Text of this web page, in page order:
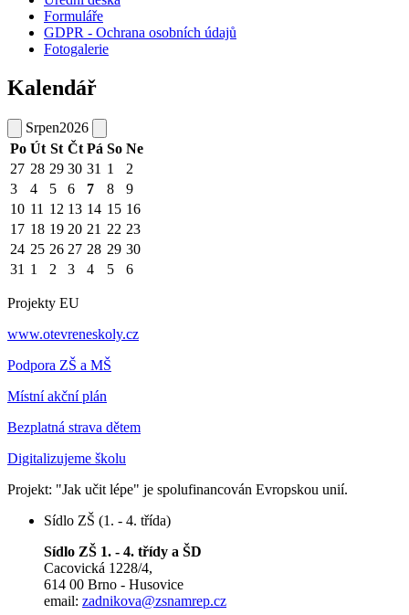
Formuláře
GDPR - Ochrana osobních údajů
Fotogalerie
Kalendář
Srpen2026
Po Út St Čt Pá So Ne
27 28 29 30 31 1
2
3
4 5 6 7 8
9
10 11 12 13 14 15 16
17 18 19 20 21 22 23
24 25 26 27 28 29 30
31 1 2 3 4 5 6
Projekty EU
www.otevreneskoly.cz
Podpora ZŠ a MŠ
Místní akční plán
Bezplatná strava dětem
Digitalizujeme školu
Projekt: "Jak učit lépe" je spolufinancován Evropskou unií.
Sídlo ZŠ (1. - 4. třída)
Sídlo ZŠ 1. - 4. třídy a ŠD
Cacovická 1228/4,
614 00 Brno - Husovice
email: zadnikova@zsnamrep.cz